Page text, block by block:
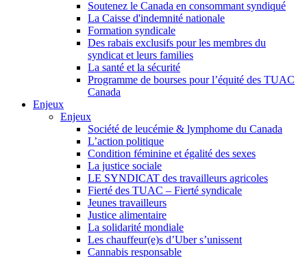
Soutenez le Canada en consommant syndiqué
La Caisse d'indemnité nationale
Formation syndicale
Des rabais exclusifs pour les membres du
syndicat et leurs families
La santé et la sécurité
Programme de bourses pour l’équité des TUAC
Canada
Enjeux
Enjeux
Société de leucémie & lymphome du Canada
L’action politique
Condition féminine et égalité des sexes
La justice sociale
LE SYNDICAT des travailleurs agricoles
Fierté des TUAC – Fierté syndicale
Jeunes travailleurs
Justice alimentaire
La solidarité mondiale
Les chauffeur(e)s d’Uber s’unissent
Cannabis responsable